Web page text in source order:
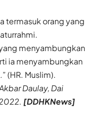
termasuk orang yang
menyambungkan
ia menyambungkan
(HR. Muslim).
Daulay, Dai
[DDHKNews]